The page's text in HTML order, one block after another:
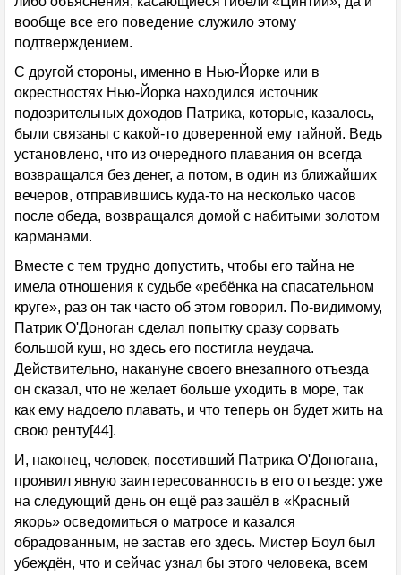
вообще все его поведение служило этому
подтверждением.
С другой стороны, именно в Нью-Йорке или в
окрестностях Нью-Йорка находился источник
подозрительных доходов Патрика, которые, казалось,
были связаны с какой-то доверенной ему тайной. Ведь
установлено, что из очередного плавания он всегда
возвращался без денег, а потом, в один из ближайших
вечеров, отправившись куда-то на несколько часов
после обеда, возвращался домой с набитыми золотом
карманами.
Вместе с тем трудно допустить, чтобы его тайна не
имела отношения к судьбе «ребёнка на спасательном
круге», раз он так часто об этом говорил. По-видимому,
Патрик О'Доноган сделал попытку сразу сорвать
большой куш, но здесь его постигла неудача.
Действительно, накануне своего внезапного отъезда
он сказал, что не желает больше уходить в море, так
как ему надоело плавать, и что теперь он будет жить на
свою ренту[44].
И, наконец, человек, посетивший Патрика О'Доногана,
проявил явную заинтересованность в его отъезде: уже
на следующий день он ещё раз зашёл в «Красный
якорь» осведомиться о матросе и казался
обрадованным, не застав его здесь. Мистер Боул был
убеждён, что и сейчас узнал бы этого человека, всем